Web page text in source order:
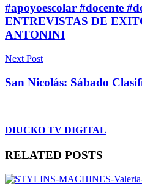
#apoyoescolar #docente
ENTREVISTAS DE
ANTONINI
Next Post
San Nicolás: Sábado
DIUCKO TV DIGITAL
RELATED POSTS